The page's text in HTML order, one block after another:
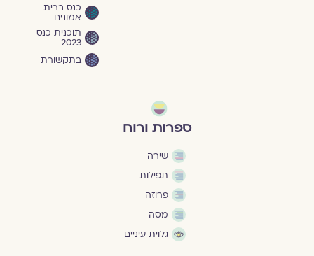
כנס ברית
אמונים
תוכנית כנס
2023
בתקשורת
ספרות ורוח
שירה
תפילות
פרוזה
מסה
גלוית עיניים